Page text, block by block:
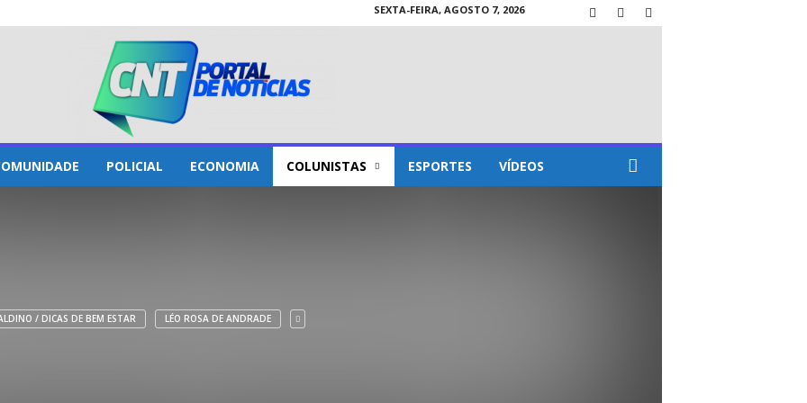
SEXTA-FEIRA, AGOSTO 7, 2026
POLICIAL ECONOMIA COLUNISTAS ESPORTES VÍDEOS
/ DICAS DE BEM ESTAR LÉO ROSA DE ANDRADE